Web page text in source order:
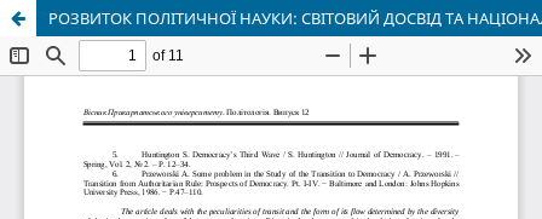
РОЗВИТОК ПОЛІТИЧНОЇ НАУКИ: СВІТОВИЙ ДОСВІД ТА